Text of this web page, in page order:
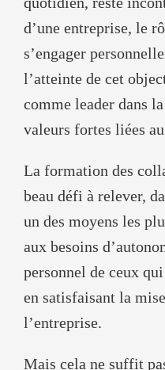
d’une entreprise, le
s’engager
l’atteinte de cet
comme leader dans
valeurs fortes liées
La formation des
beau défi à relever,
un des moyens les
aux besoins
personnel de ceux
en satisfaisant la
l’entreprise.
Mais cela ne suffit